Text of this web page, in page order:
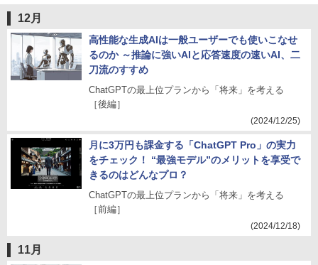
12月
高性能な生成AIは一般ユーザーでも使いこなせ
るのか ～推論に強いAIと応答速度の速いAI、二
刀流のすすめ
ChatGPTの最上位プランから「将来」を考える
［後編］
(2024/12/25)
月に3万円も課金する「ChatGPT Pro」の実力
をチェック！ “最強モデル”のメリットを享受で
きるのはどんなプロ？
ChatGPTの最上位プランから「将来」を考える
［前編］
(2024/12/18)
11月